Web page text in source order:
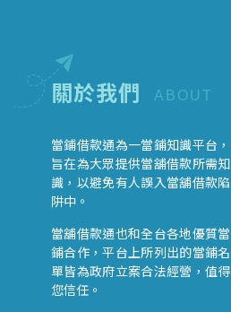
關於我們 ABOUT
當鋪借款通為一當鋪知識平台，
旨在為大眾提供當舖借款所需知
識，以避免有人誤入當舖借款陷
阱中。
當舖借款通也和全台各地優質當
鋪合作，平台上所列出的當鋪名
單皆為政府立案合法經營，值得
您信任。